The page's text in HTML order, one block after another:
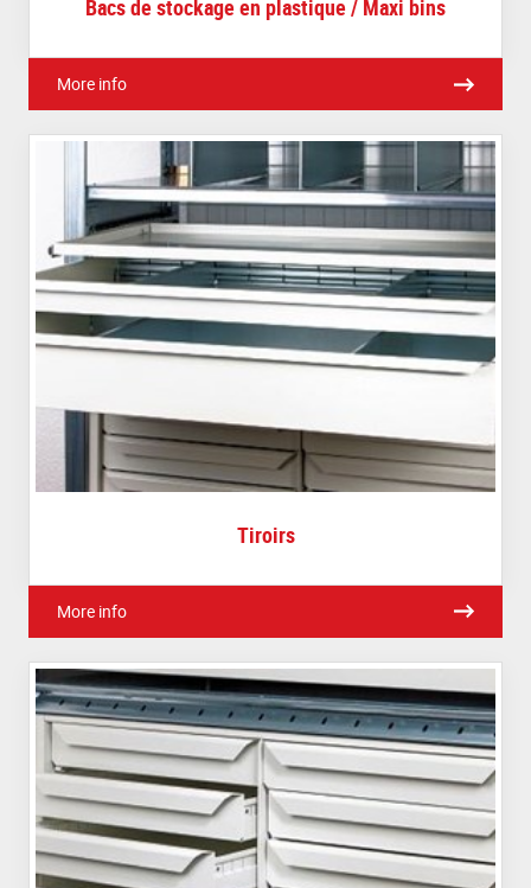
Bacs de stockage en plastique / Maxi bins
More info
Tiroirs
More info